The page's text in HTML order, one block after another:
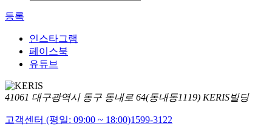
등록
인스타그램
페이스북
유튜브
41061 대구광역시 동구 동내로 64(동내동1119) KERIS빌딩
고객센터 (평일: 09:00 ~ 18:00)1599-3122